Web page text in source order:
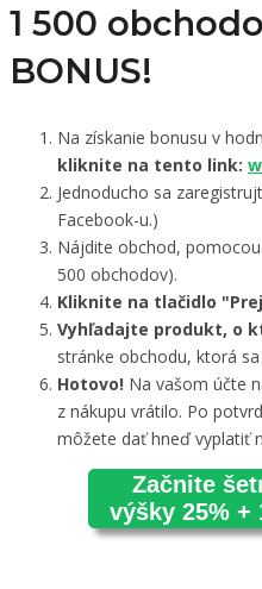
1 500
BONUS!
Na získanie bonusu v
kliknite na tento link:
Jednoducho sa
Facebook-u.)
Nájdite obchod,
500 obchodov).
Kliknite na tlačidlo
Vyhľadajte produkt, o
stránke obchodu, ktorá
Hotovo! Na vašom účte
z nákupu vrátilo. Po
môžete dať hneď vyplatiť
Začnite
výšky 25% +